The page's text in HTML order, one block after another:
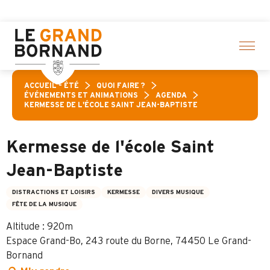
contenu
principal
ACCUEIL – ÉTÉ
QUOI FAIRE ?
ÉVÉNEMENTS ET ANIMATIONS
AGENDA
KERMESSE DE L'ÉCOLE SAINT JEAN-BAPTISTE
Kermesse de l'école Saint
Jean-Baptiste
DISTRACTIONS ET LOISIRS KERMESSE
DIVERS MUSIQUE
FÊTE DE LA MUSIQUE
Altitude : 920m
Espace Grand-Bo, 243 route du Borne, 74450 Le Grand-
Bornand